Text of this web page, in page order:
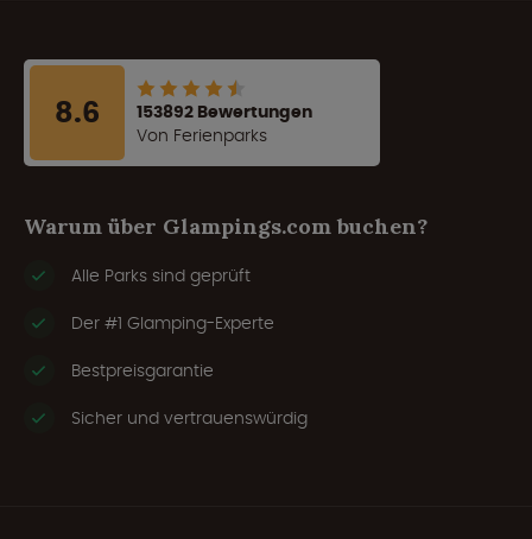
8.6
153892 Bewertungen
Von Ferienparks
Warum über Glampings.com buchen?
Alle Parks sind geprüft
Der #1 Glamping-Experte
Bestpreisgarantie
Sicher und vertrauenswürdig